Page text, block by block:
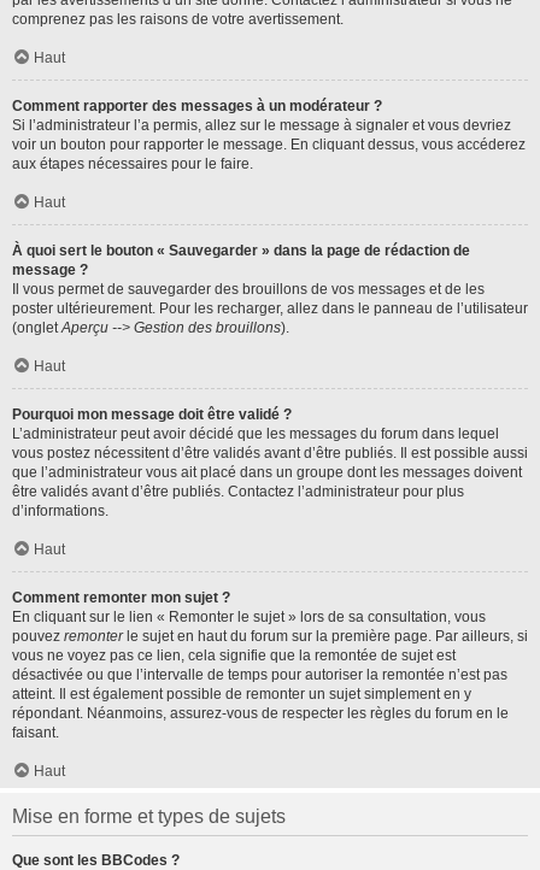
comprenez pas les raisons de votre avertissement.
Haut
Comment rapporter des messages à un modérateur ?
Si l’administrateur l’a permis, allez sur le message à signaler et vous devriez
voir un bouton pour rapporter le message. En cliquant dessus, vous accéderez
aux étapes nécessaires pour le faire.
Haut
À quoi sert le bouton « Sauvegarder » dans la page de rédaction de
message ?
Il vous permet de sauvegarder des brouillons de vos messages et de les
poster ultérieurement. Pour les recharger, allez dans le panneau de l’utilisateur
(ongletAperçu --> Gestion des brouillons).
Haut
Pourquoi mon message doit être validé ?
L’administrateur peut avoir décidé que les messages du forum dans lequel
vous postez nécessitent d’être validés avant d’être publiés. Il est possible aussi
que l’administrateur vous ait placé dans un groupe dont les messages doivent
être validés avant d’être publiés. Contactez l’administrateur pour plus
d’informations.
Haut
Comment remonter mon sujet ?
En cliquant sur le lien « Remonter le sujet » lors de sa consultation, vous
pouvez remonterle sujet en haut du forum sur la première page. Par ailleurs, si
vous ne voyez pas ce lien, cela signifie que la remontée de sujet est
désactivée ou que l’intervalle de temps pour autoriser la remontée n’est pas
atteint. Il est également possible de remonter un sujet simplement en y
répondant. Néanmoins, assurez-vous de respecter les règles du forum en le
faisant.
Haut
Mise en forme et types de sujets
Que sont les BBCodes ?